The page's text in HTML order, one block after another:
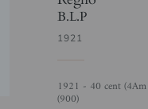
B.L.P
1921
1921 - 40 cent (4Am - azzurro nera) senza punto dopo P - gomma integra
(900)